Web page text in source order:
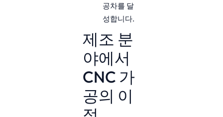
공차를 달
성합니다.
제조 분
야에서
CNC 가
공의 이